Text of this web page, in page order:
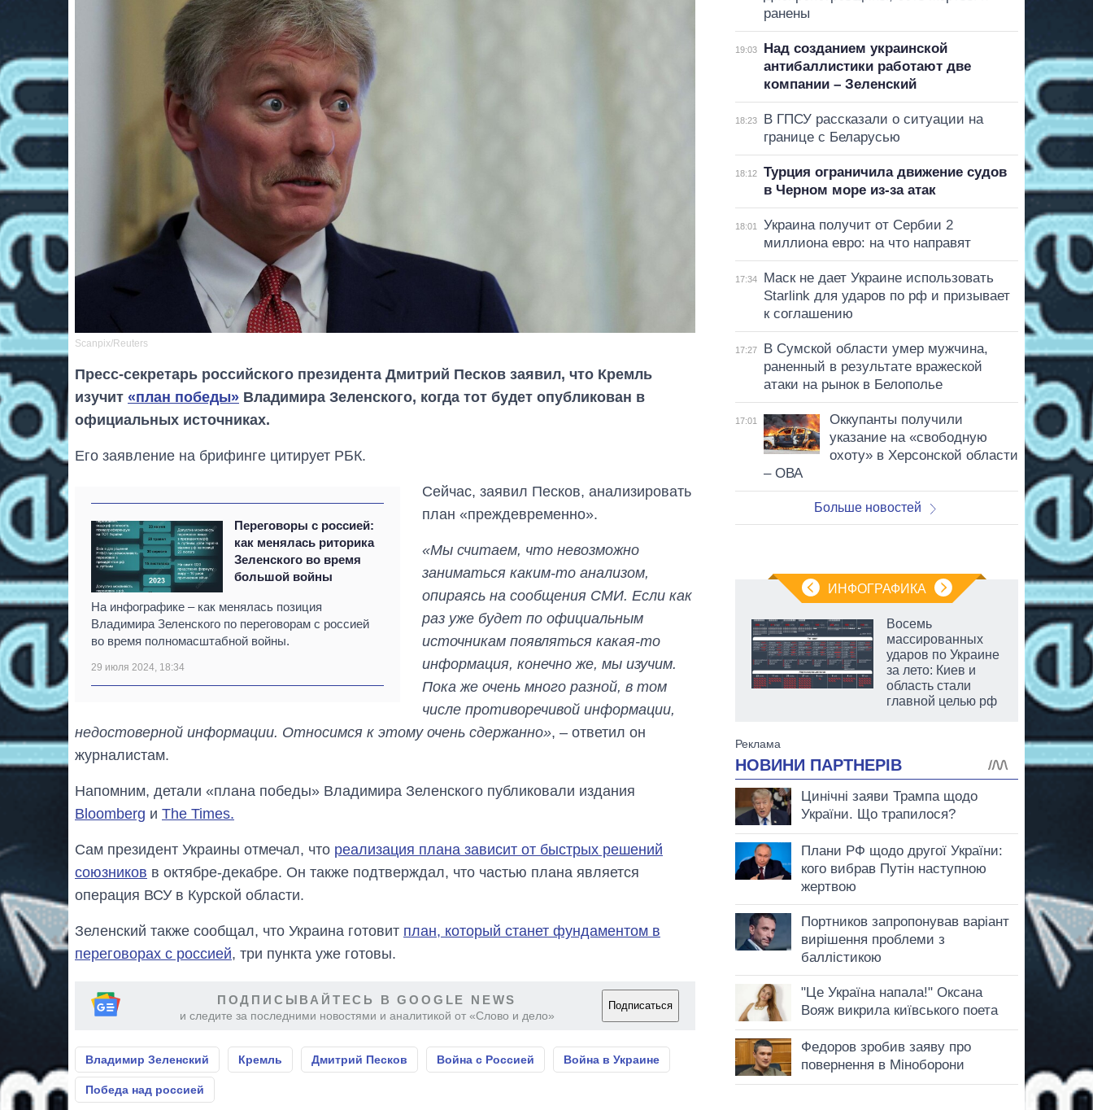
Scanpix/Reuters
Пресс-секретарь российского президента Дмитрий Песков заявил, что Кремль
изучит «план победы» Владимира Зеленского, когда тот будет опубликован в
официальных источниках.
Его заявление на брифинге цитирует РБК.
Переговоры с россией:
как менялась риторика
Зеленского во время
большой войны
На инфографике – как менялась позиция
Владимира Зеленского по переговорам с россией
во время полномасштабной войны.
29 июля 2024, 18:34
Сейчас, заявил Песков, анализировать
план «преждевременно».
«Мы считаем, что невозможно
заниматься каким-то анализом,
опираясь на сообщения СМИ. Если как
раз уже будет по официальным
источникам появляться какая-то
информация, конечно же, мы изучим.
Пока же очень много разной, в том
числе противоречивой информации,
недостоверной информации. Относимся к этому очень сдержанно», – ответил он
журналистам.
Напомним, детали «плана победы» Владимира Зеленского публиковали издания
Bloomberg и The Times.
Сам президент Украины отмечал, что реализация плана зависит от быстрых решений
союзников в октябре-декабре. Он также подтверждал, что частью плана является
операция ВСУ в Курской области.
Зеленский также сообщал, что Украина готовит план, который станет фундаментом в
переговорах с россией, три пункта уже готовы.
ПОДПИСЫВАЙТЕСЬ В GOOGLE NEWS
и следите за последними новостями и аналитикой от «Слово и дело»
Подписаться
Владимир Зеленский Кремль Дмитрий Песков Война с Россией Война в Украине
Победа над россией
ранены
19:03
Над созданием украинской
антибаллистики работают две
компании – Зеленский
18:23
В ГПСУ рассказали о ситуации на
границе с Беларусью
18:12
Турция ограничила движение судов
в Черном море из-за атак
18:01
Украина получит от Сербии 2
миллиона евро: на что направят
17:34
Маск не дает Украине использовать
Starlink для ударов по рф и призывает
к соглашению
17:27
В Сумской области умер мужчина,
раненный в результате вражеской
атаки на рынок в Белополье
17:01
Оккупанты получили
указание на «свободную
охоту» в Херсонской области
– ОВА
Больше новостей
ИНФОГРАФИКА
От 1 месяца – до 5
лет: кто и как долго
должность
руководителя СВР
Восемь
массированных
ударов по Украине
за лето: Киев и
область стали
главной целью рф